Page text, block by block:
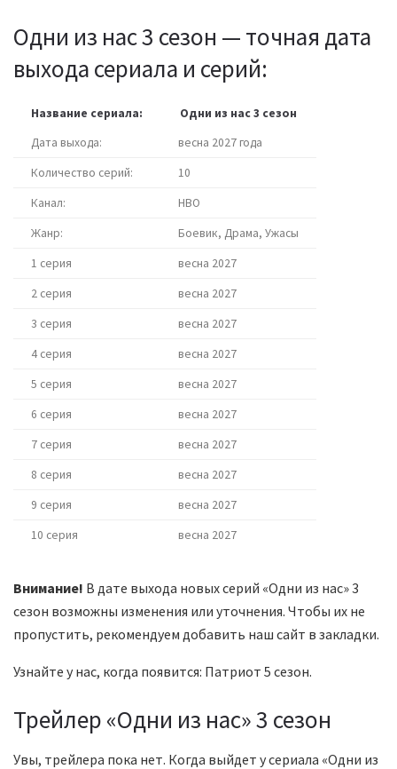
Одни из нас 3 сезон — точная дата
выхода сериала и серий:
Название сериала:
Одни из нас 3 сезон
Дата выхода:
весна 2027 года
Количество серий:
10
Канал:
HBO
Жанр:
Боевик, Драма, Ужасы
1 серия
весна 2027
2 серия
весна 2027
3 серия
весна 2027
4 серия
весна 2027
5 серия
весна 2027
6 серия
весна 2027
7 серия
весна 2027
8 серия
весна 2027
9 серия
весна 2027
10 серия
весна 2027
Внимание! В дате выхода новых серий «Одни из нас» 3
сезон возможны изменения или уточнения. Чтобы их не
пропустить, рекомендуем добавить наш сайт в закладки.
Узнайте у нас, когда появится: Патриот 5 сезон.
Трейлер «Одни из нас» 3 сезон
Увы, трейлера пока нет. Когда выйдет у сериала «Одни из